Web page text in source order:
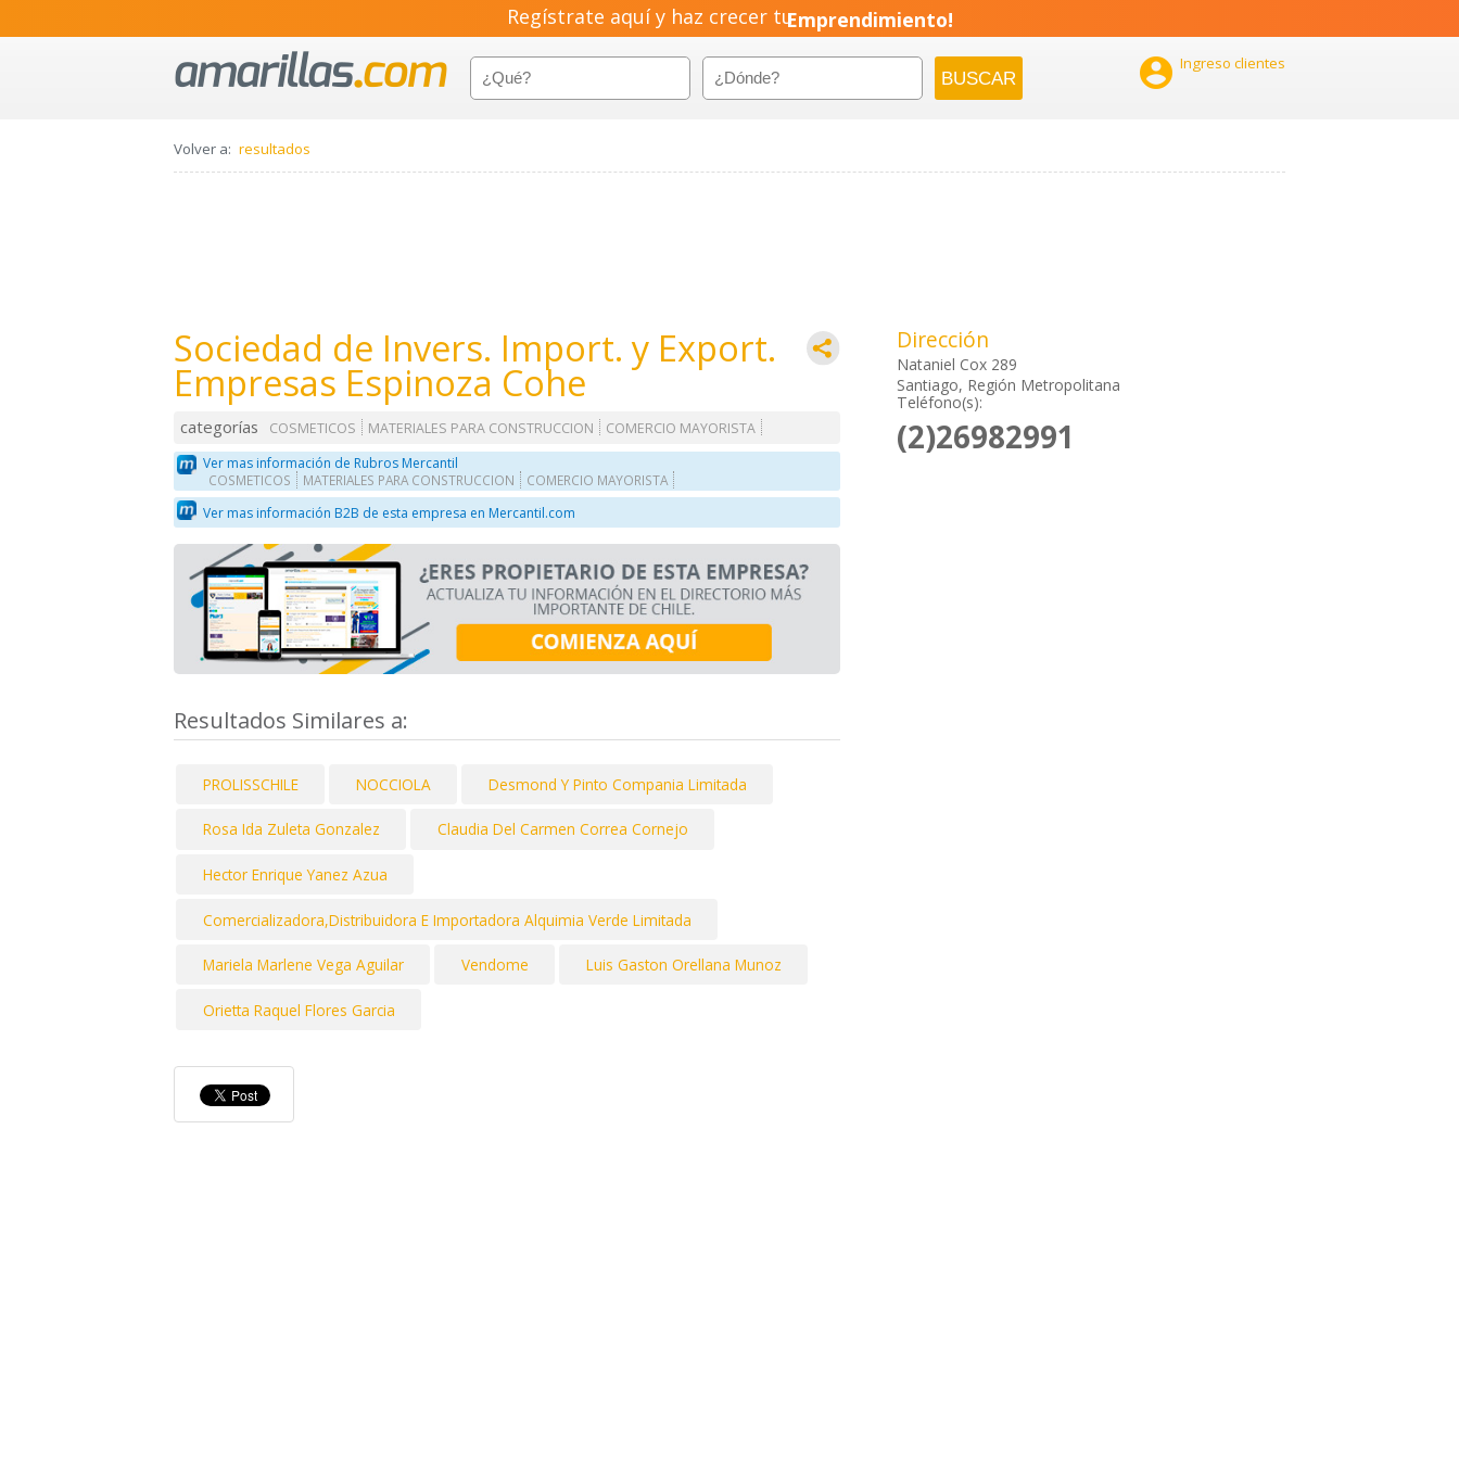
Regístrate aquí y haz crecer tuEmprendimiento!
 Ingreso clientes
Volver a: resultados
Sociedad de Invers. Import. y Export.
Empresas Espinoza Cohe
categorías COSMETICOS MATERIALES PARA CONSTRUCCION
COMERCIO MAYORISTA
Ver mas información de Rubros Mercantil
COSMETICOS MATERIALES PARA CONSTRUCCION COMERCIO MAYORISTA
Ver mas información B2B de esta empresa en Mercantil.com
Resultados Similares a:
PROLISSCHILE NOCCIOLA Desmond Y Pinto Compania Limitada
Rosa Ida Zuleta Gonzalez Claudia Del Carmen Correa Cornejo
Hector Enrique Yanez Azua
Comercializadora,Distribuidora E Importadora Alquimia Verde Limitada
Mariela Marlene Vega Aguilar Vendome Luis Gaston Orellana Munoz
Orietta Raquel Flores Garcia
Dirección
Nataniel Cox 289
Santiago, Región Metropolitana
Teléfono(s):
(2)26982991